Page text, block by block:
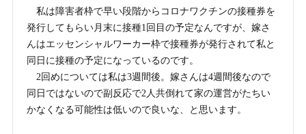
私は障害者枠で早い段階からコロナワクチンの接種券を
発行してもらい月末に接種1回目の予定なんですが、嫁さ
んはエッセンシャルワーカー枠で接種券が発行されて私と
同日に接種の予定になっているのです。
2回めについては私は3週間後。嫁さんは4週間後なので
同日ではないので副反応で2人共倒れて家の運営がたちい
かなくなる可能性は低いので良いな、と思います。